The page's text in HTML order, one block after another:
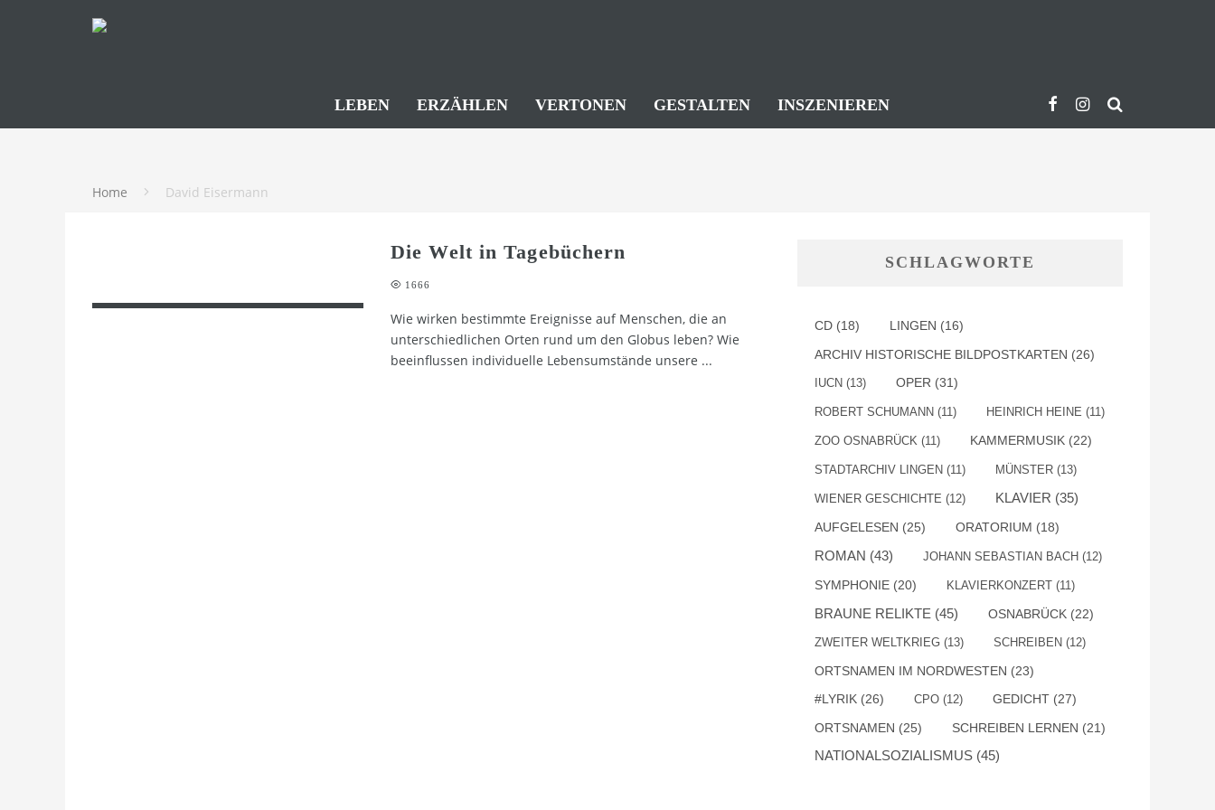
LEBEN ERZÄHLEN VERTONEN GESTALTEN INSZENIEREN
Home David Eisermann
Die Welt in Tagebüchern
1666
Wie wirken bestimmte Ereignisse auf Menschen, die an
unterschiedlichen Orten rund um den Globus leben? Wie
beeinflussen individuelle Lebensumstände unsere ...
SCHLAGWORTE
CD (18) LINGEN (16)
ARCHIV HISTORISCHE BILDPOSTKARTEN (26)
IUCN (13) OPER (31)
ROBERT SCHUMANN (11) HEINRICH HEINE (11)
ZOO OSNABRÜCK (11) KAMMERMUSIK (22)
STADTARCHIV LINGEN (11) MÜNSTER (13)
WIENER GESCHICHTE (12) KLAVIER (35)
AUFGELESEN (25) ORATORIUM (18)
ROMAN (43) JOHANN SEBASTIAN BACH (12)
SYMPHONIE (20) KLAVIERKONZERT (11)
BRAUNE RELIKTE (45) OSNABRÜCK (22)
ZWEITER WELTKRIEG (13) SCHREIBEN (12)
ORTSNAMEN IM NORDWESTEN (23)
#LYRIK (26) CPO (12) GEDICHT (27)
ORTSNAMEN (25) SCHREIBEN LERNEN (21)
NATIONALSOZIALISMUS (45)